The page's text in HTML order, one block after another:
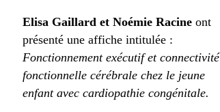
Elisa Gaillard et Noémie Racine ont
présenté une affiche intitulée :
Fonctionnement exécutif et connectivité
fonctionnelle cérébrale chez le jeune
enfant avec cardiopathie congénitale.